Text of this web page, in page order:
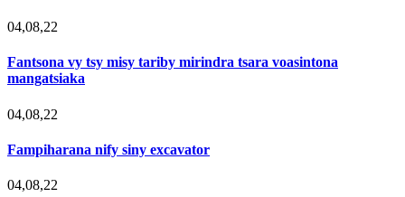
04,08,22
Fantsona vy tsy misy tariby mirindra tsara voasintona
mangatsiaka
04,08,22
Fampiharana nify siny excavator
04,08,22